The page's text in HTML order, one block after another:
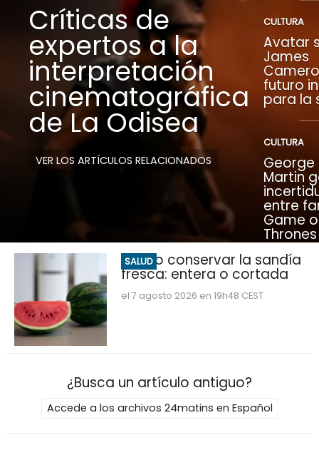
Críticas de
expertos a la
interpretación
cinematográfica
de La Odisea
VER LOS ARTÍCULOS RELACIONADOS
CULTURA
Avatar
James
futuro
para la
CULTURA
George
Martin
entre
Game
Thrones
SALUD
Cómo conservar la sandía
fresca: entera o cortada
el 7 agosto 2026 en 19h48 CEST
¿Busca un artículo antiguo?
Accede a los archivos 24matins en Español